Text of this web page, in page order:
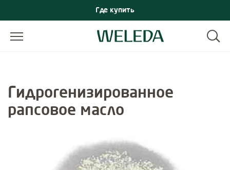
Где купить
Гидрогенизированное
рапсовое масло